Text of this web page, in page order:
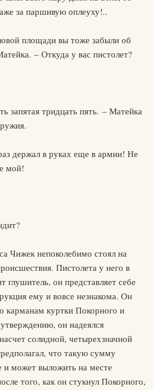
за паршивую оплеуху!..
площади вы тоже забыли об
– Откуда у вас пистолет?
запятая тридцать пять. – Матейка
держал в руках еще в армии! Не
мой!
Чижек непоколебимо стоял на
Пистолета у него в
глушитель, он представляет себе
ему и вовсе незнакома. Он
карманам куртки Покорного и
он надеялся
солидной, четырехзначной
что такую сумму
и может выложить на месте
того, как он стукнул Покорного,